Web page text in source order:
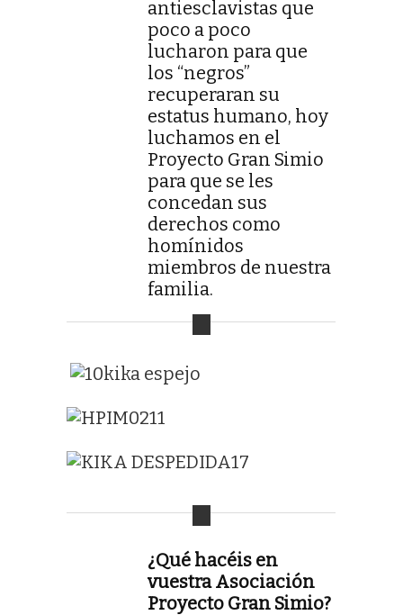
antiesclavistas que
poco a poco
lucharon para que
los “negros”
recuperaran su
estatus humano, hoy
luchamos en el
Proyecto Gran Simio
para que se les
concedan sus
derechos como
homínidos
miembros de nuestra
familia.
¿Qué hacéis en
vuestra Asociación
Proyecto Gran Simio?